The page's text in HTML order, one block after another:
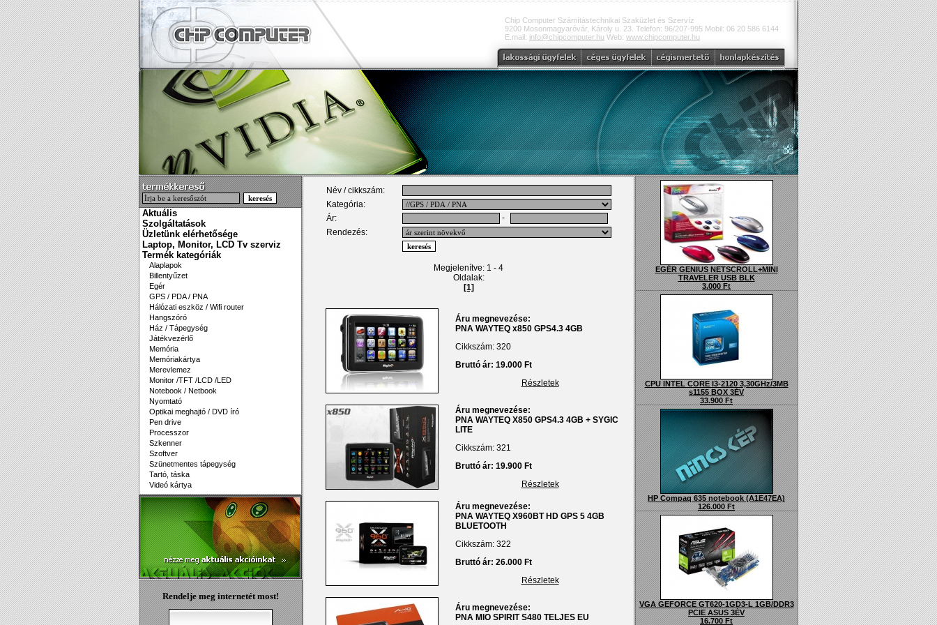
Chip Computer Számítástechnikai Szaküzlet és Szervíz
9200 Mosonmagyaróvár, Károly u. 23. Telefon: 96/207-995 Mobil: 06 20 586 6144
E.mail: info@chipcomputer.hu Web: www.chipcomputer.hu
Aktuális
Szolgáltatások
Üzletünk elérhetősége
Laptop, Monitor, LCD Tv szerviz
Termék kategóriák
Alaplapok
Billentyűzet
Egér
GPS / PDA / PNA
Hálózati eszköz / Wifi router
Hangszóró
Ház / Tápegység
Játékvezérlő
Memória
Memóriakártya
Merevlemez
Monitor /TFT /LCD /LED
Notebook / Netbook
Nyomtató
Optikai meghajtó / DVD író
Pen drive
Processzor
Szkenner
Szoftver
Szünetmentes tápegység
Tartó, táska
Videó kártya
Rendelje meg internetét most!
Név / cikkszám:
Kategória:
Ár:
-
Rendezés:
Megjelenítve: 1 - 4
Oldalak:
[1]
Áru megnevezése:
PNA WAYTEQ x850 GPS4.3 4GB
Cikkszám: 320
Bruttó ár: 19.000 Ft
Részletek
Áru megnevezése:
PNA WAYTEQ X850 GPS4.3 4GB + SYGIC
LITE
Cikkszám: 321
Bruttó ár: 19.900 Ft
Részletek
Áru megnevezése:
PNA WAYTEQ X960BT HD GPS 5 4GB
BLUETOOTH
Cikkszám: 322
Bruttó ár: 26.000 Ft
Részletek
Áru megnevezése:
PNA MIO SPIRIT S480 TELJES EU
EGÉR GENIUS NETSCROLL+MINI
TRAVELER USB BLK
3.000 Ft
CPU INTEL CORE I3-2120 3,30GHz/3MB
s1155 BOX 3ÉV
33.900 Ft
HP Compaq 635 notebook (A1E47EA)
126.000 Ft
VGA GEFORCE GT620-1GD3-L 1GB/DDR3
PCIE ASUS 3ÉV
16.700 Ft